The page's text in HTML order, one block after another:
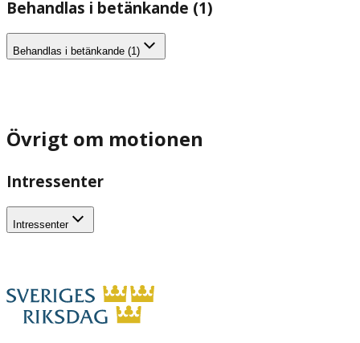
Behandlas i betänkande (1)
Behandlas i betänkande (1)
Övrigt om motionen
Intressenter
Intressenter